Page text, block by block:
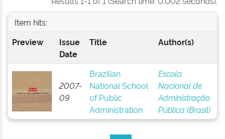
Item hits:
Preview
Issue
Date
Title Author(s)
2007-
09
Brazilian
National School
of Public
Administration
Escola
Nacional de
Administração
Pública (Brasil)